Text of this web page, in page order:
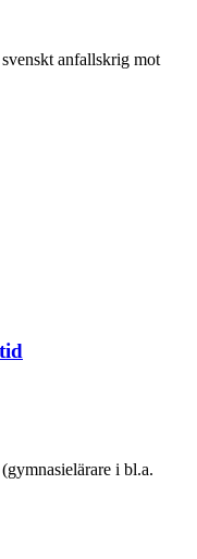
anfallskrig mot
i bl.a.